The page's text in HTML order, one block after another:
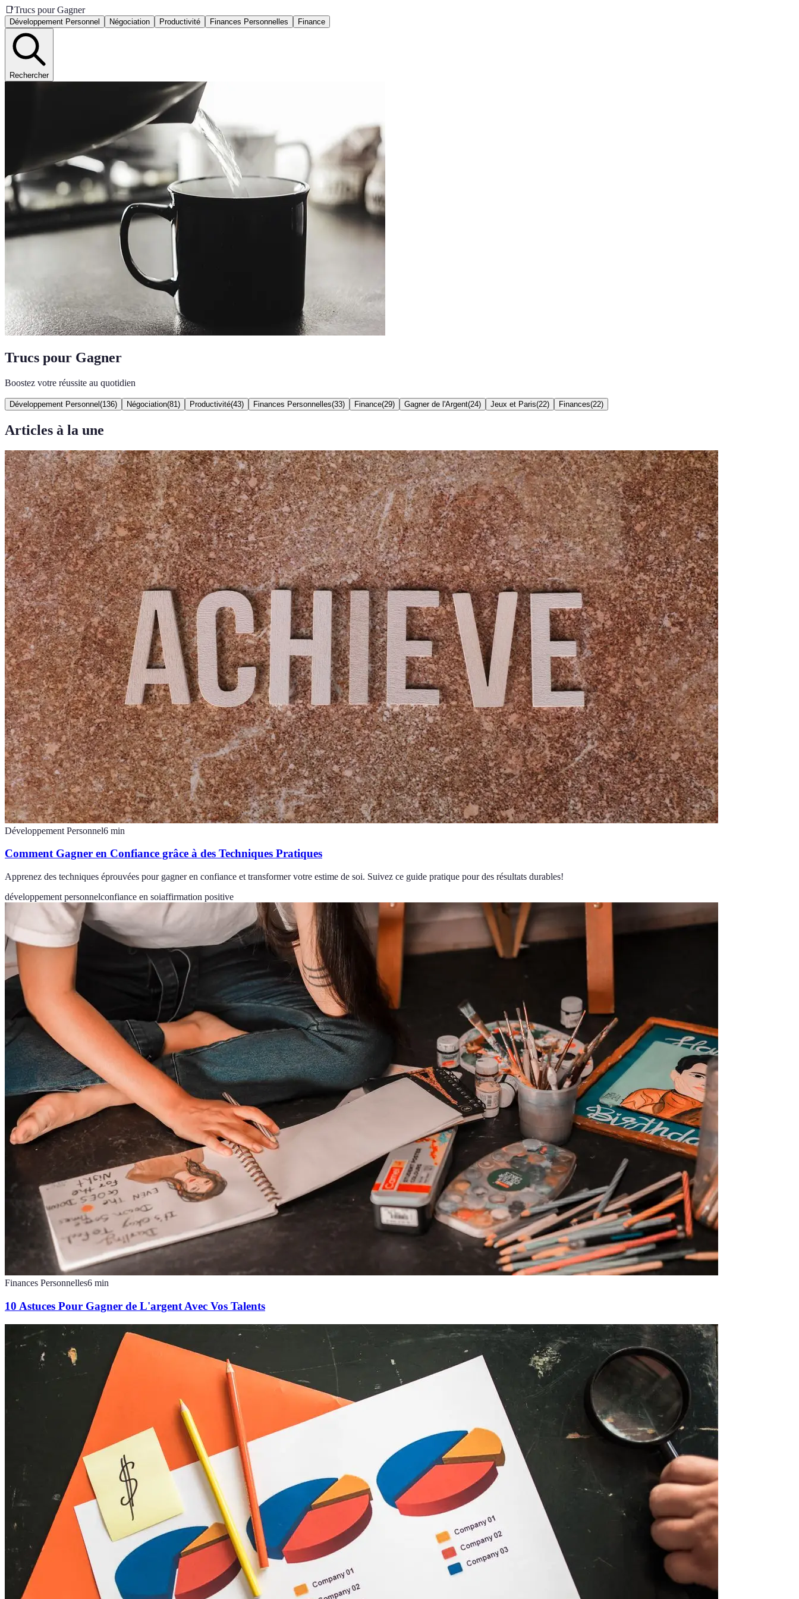
📑Trucs pour Gagner
Développement Personnel Négociation Productivité Finances Personnelles Finance
Rechercher
Trucs pour Gagner
Boostez votre réussite au quotidien
Développement Personnel (136) Négociation(81 ) Productivité(43) Finances Personnelles(33) Finance(29) Gagner de l'Argent(24) Jeux et Paris(22) Finances(22)
Articles à la une
Développement Personnel6 min
Comment Gagner en Confiance grâce à des Techniques Pratiques
Apprenez des techniques éprouvées pour gagner en confiance et transformer votre estime de soi. Suivez ce guide pratique pour des résultats durables!
développement personnelconfiance en soiaffirmation positive
Finances Personnelles6 min
10 Astuces Pour Gagner de L'argent Avec Vos Talents